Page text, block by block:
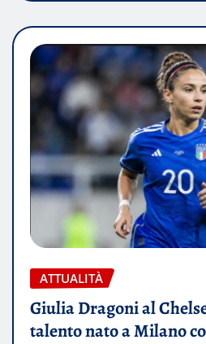
ATTUALITÀ
Giulia Dragoni al
talento nato a Milano